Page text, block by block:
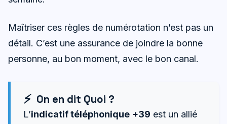
Maîtriser ces règles de numérotation n’est pas un
détail. C’est une assurance de joindre la bonne
personne, au bon moment, avec le bon canal.
On en dit Quoi ?
L’indicatif téléphonique +39 est un allié